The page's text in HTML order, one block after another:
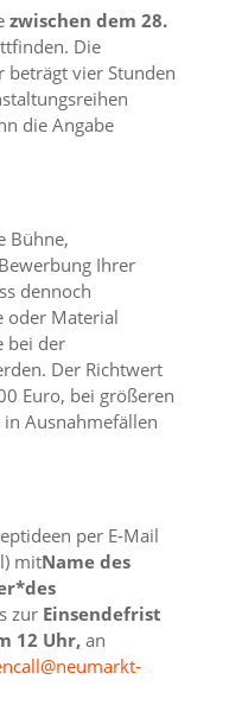
zwischen dem 28.
Die
beträgt vier Stunden
die Angabe
Bühne,
Ihrer
dennoch
oder Material
bei der
Der Richtwert
Euro, bei größeren
Ausnahmefällen
per E-Mail
mitName des
zur Einsendefrist
12 Uhr,an